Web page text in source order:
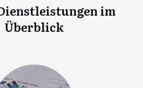
im
Überblick